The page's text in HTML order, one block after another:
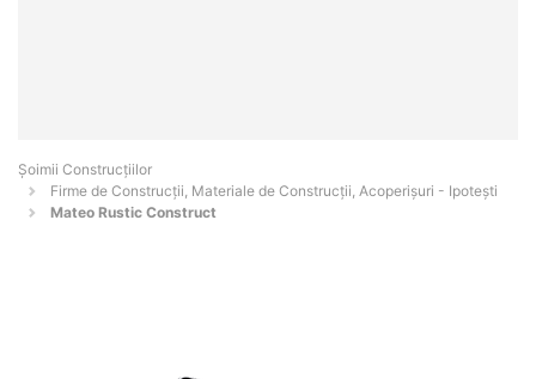
Șoimii Construcțiilor
Firme de Construcții, Materiale de Construcții, Acoperișuri - Ipoteşti
Mateo Rustic Construct